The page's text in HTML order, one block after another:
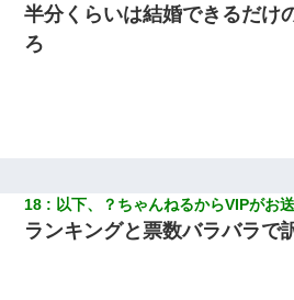
ＤＮＡ検査『血縁関係０％』旦那「や
嫁「本当に身に覚えがない」「なにか
【衝撃】ヤンキー女に「サせて」って
半分くらいは結婚できるだけ
ろ
18 以下、？ちゃんねるからVIPがお
ランキングと票数バラバラで